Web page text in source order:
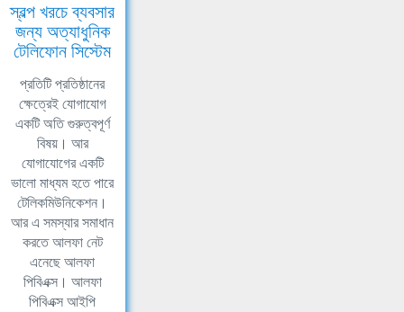
স্বল্প খরচে ব্যবসার
জন্য অত্যাধুনিক
টেলিফোন সিস্টেম
প্রতিটি প্রতিষ্ঠানের
ক্ষেত্রেই যোগাযোগ
একটি অতি গুরুত্বপূর্ণ
বিষয়। আর
যোগাযোগের একটি
ভালো মাধ্যম হতে পারে
টেলিকমিউনিকেশন।
আর এ সমস্যার সমাধান
করতে আলফা নেট
এনেছে আলফা
পিবিএক্স। আলফা
পিবিএক্স আইপি